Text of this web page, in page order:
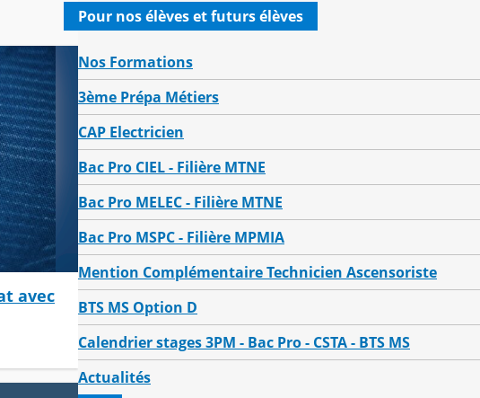
avec
Pour nos élèves et futurs élèves
Nos Formations
3ème Prépa Métiers
CAP Electricien
Bac Pro CIEL - Filière MTNE
Bac Pro MELEC - Filière MTNE
Bac Pro MSPC - Filière MPMIA
Mention Complémentaire Technicien Ascensoriste
BTS MS Option D
Calendrier stages 3PM - Bac Pro - CSTA - BTS MS
Actualités